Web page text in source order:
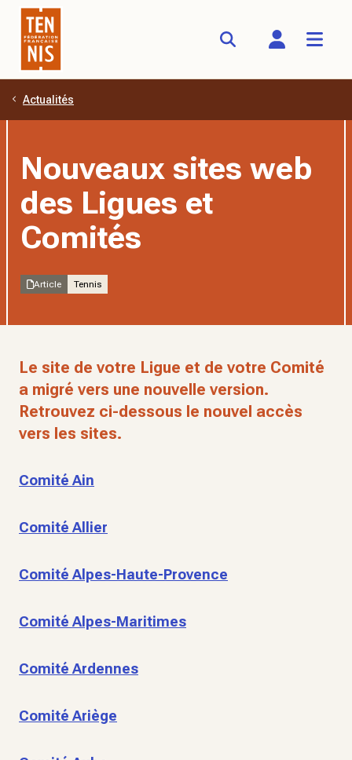
Aller au contenu principal
Actualités
Nouveaux sites web
des Ligues et
Comités
Article Tennis
Le site de votre Ligue et de votre Comité
a migré vers une nouvelle version.
Retrouvez ci-dessous le nouvel accès
vers les sites.
Comité Ain
Comité Allier
Comité Alpes-Haute-Provence
Comité Alpes-Maritimes
Comité Ardennes
Comité Ariège